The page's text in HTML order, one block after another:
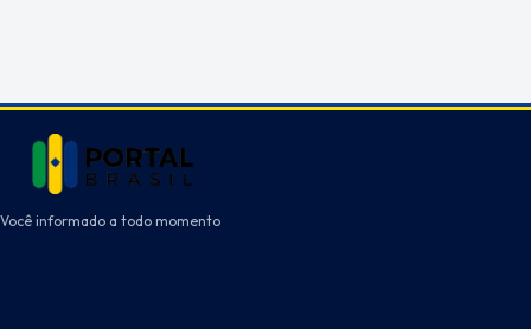
Você informado a todo momento